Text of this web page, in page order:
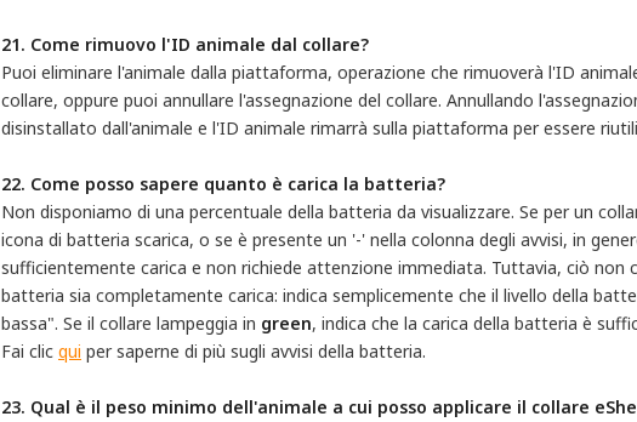
21. Come rimuovo l'ID animale dal collare?
Puoi eliminare l'animale dalla piattaforma, operazione che rimuoverà l'ID
collare, oppure puoi annullare l'assegnazione del collare. Annullando
disinstallato dall'animale e l'ID animale rimarrà sulla piattaforma per essere
22. Come posso sapere quanto è carica la batteria?
Non disponiamo di una percentuale della batteria da visualizzare. Se per un
icona di batteria scarica, o se è presente un '-' nella colonna degli avvisi, in
sufficientemente carica e non richiede attenzione immediata. Tuttavia, ciò non
batteria sia completamente carica: indica semplicemente che il livello della
bassa". Se il collare lampeggia in green, indica che la carica della batteria è
Fai clic qui per saperne di più sugli avvisi della batteria.
23. Qual è il peso minimo dell'animale a cui posso applicare il collare